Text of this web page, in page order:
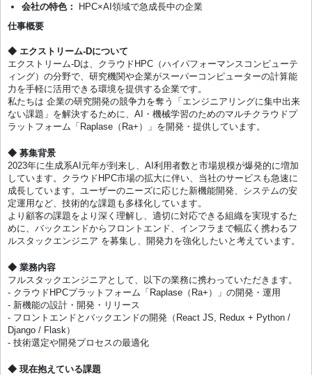
会社の特色：
HPC×AI領域で急成長中の企業
仕事概要
◆ エクストリーム-Dについて
エクストリーム-Dは、クラウドHPC（ハイパフォーマンスコンピューテ
ィング）の分野で、研究機関や企業がスーパーコンピューターの計算能
力を手軽に活用できる環境を提供する企業です。
私たちは 企業の研究開発の競争力を奪う「エンジニアリングに集中出来
ない課題」を解決するために、AI・機械学習のためのマルチクラウドプ
ラットフォーム「Raplase（Ra+）」を開発・提供しています。
◆ 募集背景
2023年に生成系AI元年が到来し、AI利用者数と市場規模が爆発的に増加
しています。クラウドHPC市場の拡大に伴い、当社のサービスも急速に
成長しています。ユーザーのニーズに応じた新機能開発、システムの安
定運用など、技術的な課題も多様化しています。
より顧客の課題をより深く理解し、適切に対応できる組織を実現するた
めに、バックエンドからフロントエンド、インフラまで幅広く携わるフ
ルスタックエンジニア を募集し、開発力を強化したいと考えています。
◆ 業務内容
フルスタックエンジニアとして、以下の業務に携わっていただきます。
- クラウドHPCプラットフォーム「Raplase（Ra+）」の開発・運用
- 新機能の設計・開発・リリース
- フロントエンドとバックエンドの開発（React JS, Redux + Python /
Django / Flask）
- 技術選定や開発プロセスの最適化
◆ 現在抱えている課題